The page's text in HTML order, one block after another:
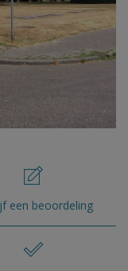
een beoordeling